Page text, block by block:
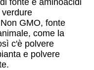
fonte e aminoacidi
GMO, fonte
come la
c'è polvere
e polvere